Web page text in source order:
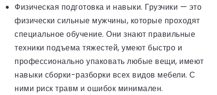
Физическая подготовка и навыки. Грузчики — это
физически сильные мужчины, которые проходят
специальное обучение. Они знают правильные
техники подъема тяжестей, умеют быстро и
профессионально упаковать любые вещи, имеют
навыки сборки-разборки всех видов мебели. С
ними риск травм и ошибок минимален.